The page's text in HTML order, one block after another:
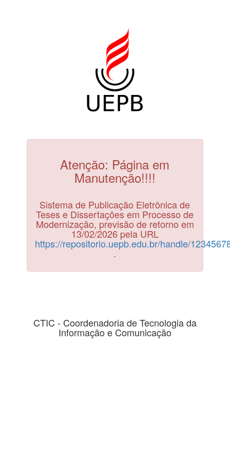
Atenção: Página em
Manutenção!!!!
Sistema de Publicação Eletrônica de
Teses e Dissertações em Processo de
Modernização, previsão de retorno em
13/02/2026 pela URL
https://repositorio.uepb.edu.br/handle/
.
CTIC - Coordenadoria de Tecnologia da
Informação e Comunicação